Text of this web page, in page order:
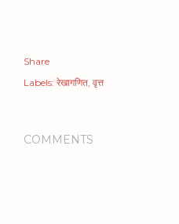
Share
Labels: रेखागणित वृत्त
COMMENTS